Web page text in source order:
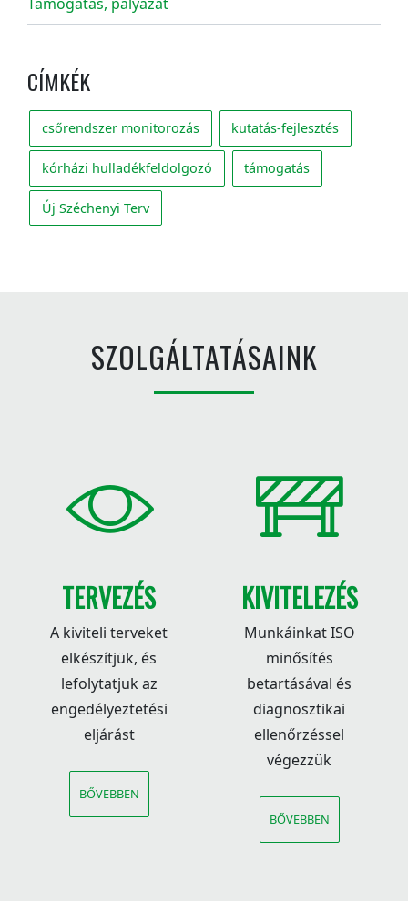
CÍMKÉK
csőrendszer monitorozás kutatás-fejlesztés
kórházi hulladékfeldolgozó támogatás
Új Széchenyi Terv
SZOLGÁLTATÁSAINK
TERVEZÉS
A kiviteli terveket
elkészítjük, és
lefolytatjuk az
engedélyeztetési
eljárást
BŐVEBBEN
KIVITELEZÉS
Munkáinkat ISO
minősítés
betartásával és
diagnosztikai
ellenőrzéssel
végezzük
BŐVEBBEN